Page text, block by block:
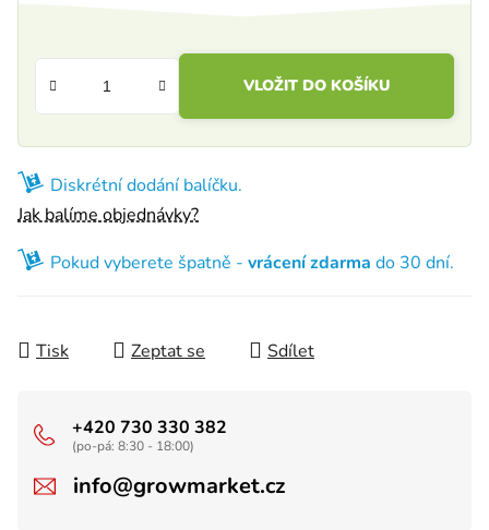
VLOŽIT DO KOŠÍKU
Diskrétní dodání balíčku.
Jak balíme objednávky?
Pokud vyberete špatně - vrácení zdarma do 30 dní.
Tisk Zeptat se Sdílet
+420 730 330 382
(po-pá: 8:30 - 18:00)
info@growmarket.cz